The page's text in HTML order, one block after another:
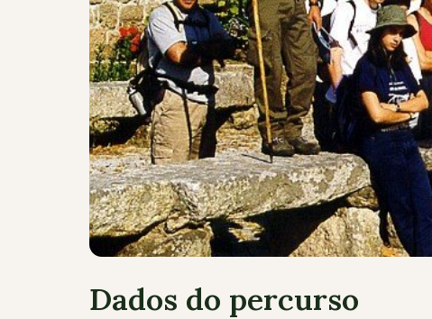
Dados do percurso